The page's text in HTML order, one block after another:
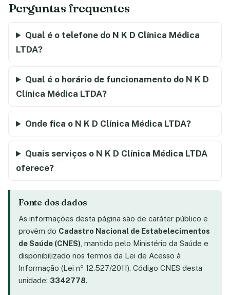
Perguntas frequentes
Qual é o telefone do N K D Clínica Médica
LTDA?
Qual é o horário de funcionamento do N K D
Clínica Médica LTDA?
Onde fica o N K D Clínica Médica LTDA?
Quais serviços o N K D Clínica Médica LTDA
oferece?
Fonte dos dados
As informações desta página são de caráter público e
provêm do Cadastro Nacional de Estabelecimentos
de Saúde (CNES) , mantido pelo Ministério da Saúde e
disponibilizado nos termos da Lei de Acesso à
Informação (Lei nº 12.527/2011). Código CNES desta
unidade: 3342778.